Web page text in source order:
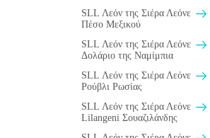
SLL Λεόν της Σιέρα Λεόνε
Πέσο Μεξικού
SLL Λεόν της Σιέρα Λεόνε
Δολάριο της Ναμίμπια
SLL Λεόν της Σιέρα Λεόνε
Ρούβλι Ρωσίας
SLL Λεόν της Σιέρα Λεόνε
Lilangeni Σουαζιλάνδης